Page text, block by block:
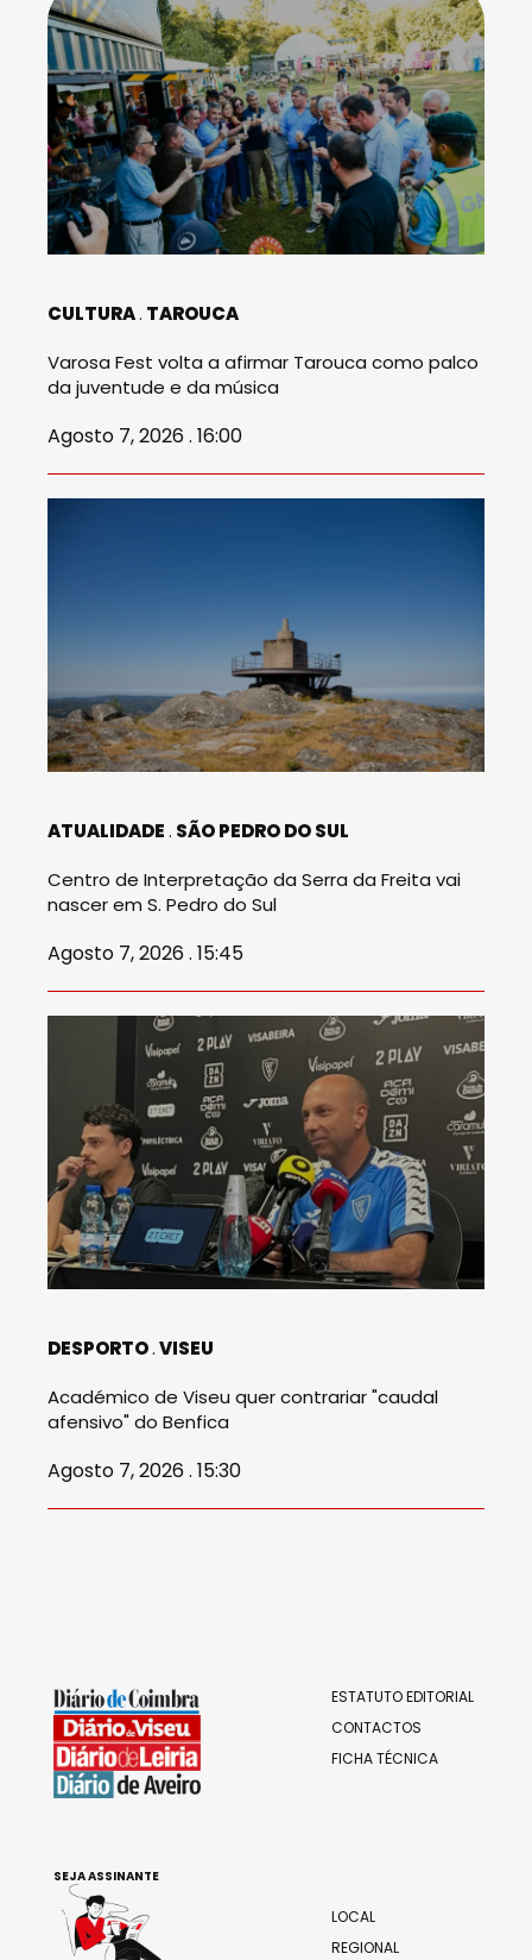
CULTURA TAROUCA
Varosa Fest volta a afirmar Tarouca como palco
da juventude e da música
Agosto 7, 2026 . 16:00
ATUALIDADE SÃO PEDRO DO SUL
Centro de Interpretação da Serra da Freita vai
nascer em S. Pedro do Sul
Agosto 7, 2026 . 15:45
DESPORTO VISEU
Académico de Viseu quer contrariar "caudal
afensivo" do Benfica
Agosto 7, 2026 . 15:30
ESTATUTO EDITORIAL
CONTACTOS
FICHA TÉCNICA
LOCAL
REGIONAL
SEJA ASSINANTE